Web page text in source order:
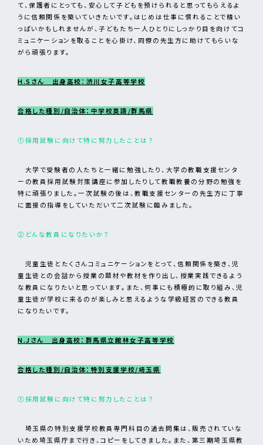
て、保護者にとっても、安心して子どもを預けられると思ってもらえるよ
うに信頼関係を築いていきたいです。はじめは仕事に慣れることで精い
っぱいかもしれませんが、子どもたち一人ひとりにしっかり目を向けてコ
ミュニケーションを取ることを心掛け、同僚の先生方に助けてもらいな
がら頑張ります。
H.Sさん 出身高校：渋川女子高等学校
合格した種別/自治体：中学校英語/群馬県
①採用試験に向けて特に努力したことは？
大学で受験者の人たちと一緒に勉強したり、大学の教職支援センタ
ーの教員採用試験対策講座に参加したりして教職教養の分野の勉強を
特に頑張りました。一次試験の後は、教職支援センターの先生方に丁寧
に面接の指導をしていただいて二次試験に臨みました。
②どんな教員になりたいか？
児童生徒とたくさんコミュニケーションをとって、信頼関係を築き、児
童生徒との会話から授業の題材や教材を作り出し、授業実践できるよう
な教員になりたいと思っています。また、何事にも積極的に取り組み、児
童生徒が学校に来るのが楽しみと思えるような学級経営のできる教員
になりたいです。
N.Jさん 出身高校：群馬県立館林女子高等学校
合格した種別/自治体：特別支援学校/埼玉県
①採用試験に向けて特に努力したことは？
埼玉県の特別支援学校教員専門科目の過去問集は、販売されていな
いため埼玉県庁まで行き、コピーをしてきました。また、第三期埼玉県教